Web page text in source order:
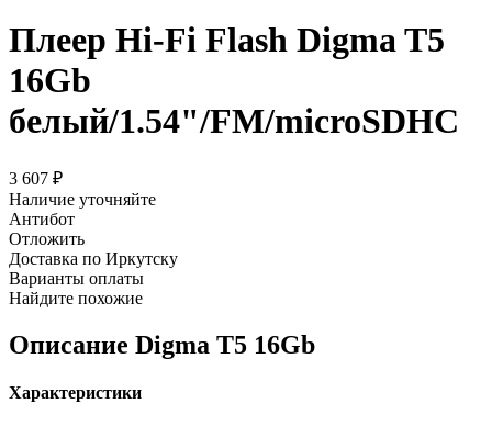
Плеер Hi-Fi Flash Digma T5
16Gb
белый/1.54"/FM/microSDHC
3 607 ₽
Наличие уточняйте
Антибот
Отложить
Доставка по Иркутску
Варианты оплаты
Найдите похожие
Описание Digma T5 16Gb
Характеристики